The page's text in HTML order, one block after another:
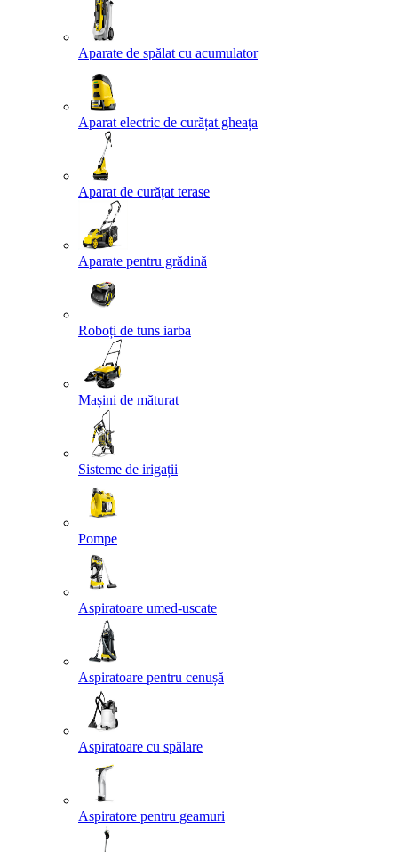
Aparate de spălat cu acumulator
Aparat electric de curățat gheața
Aparat de curățat terase
Aparate pentru grădină
Roboți de tuns iarba
Mașini de măturat
Sisteme de irigații
Pompe
Aspiratoare umed-uscate
Aspiratoare pentru cenușă
Aspiratoare cu spălare
Aspiratore pentru geamuri